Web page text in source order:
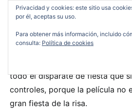
bondady así lo demuestra
El resto del reparto, donde
como Miguel Angel Muñoz o
también muy en su papel,
todo el disparate de fiesta que
controles, porque la película no
gran fiesta de la risa.
Privacidad y cookies: este sitio usa
por él, aceptas su uso.
Para obtener más información, incluido
consulta: Política de cookies